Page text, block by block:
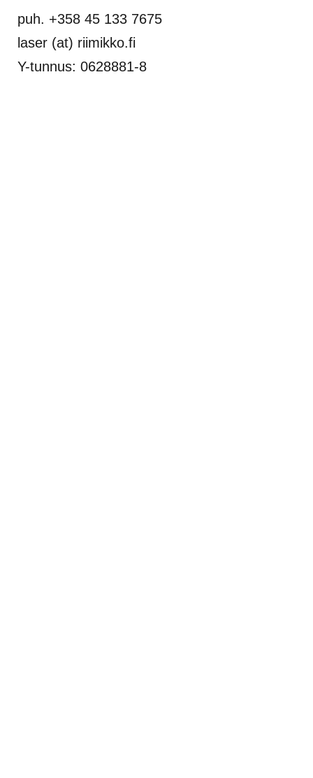
puh. +358 45 133 7675
laser (at) riimikko.fi
Y-tunnus: 0628881-8